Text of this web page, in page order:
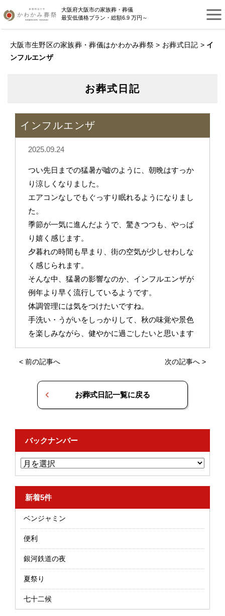
大阪府大阪市の家族葬・葬儀
最安低価格プラン・総額6.9 万円～
大阪市生野区の家族葬・葬儀はかわかみ葬祭 > お葬式日記 > イ
ンフルエンザ
お葬式日記
インフルエンザ
2025.09.24
つい先日までの猛暑が嘘のように、朝晩はすっか
り涼しくなりました。
エアコンなしでもぐっすり眠れるようになりまし
た。
季節が一気に進んだようで、驚きつつも、やっぱ
り嬉く感じます。
夕暮れの時間も早まり、街の空気が少しせわしな
く感じられます。
そんな中、猛暑の影響なのか、インフルエンザが
例年より早く流行しているようです。
体調管理には気をつけたいですね。
手洗い・うがいをしっかりして、秋の味覚や景色
を楽しみながら、健やかに過ごしたいと思います
< 前の記事へ 次の記事へ >
お葬式日記一覧に戻る
バックナンバー
新着5件
ベンジャミン
便利
銀河鉄道の夜
夏祭り
七十二候